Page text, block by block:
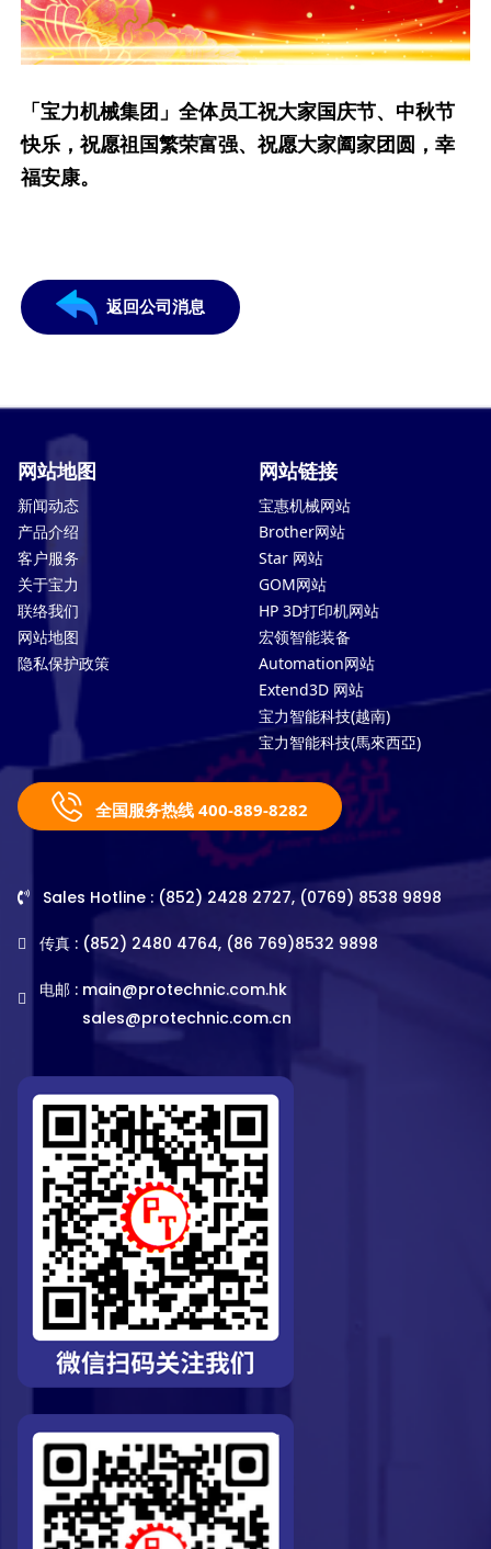
「宝力机械集团」全体员工祝大家国庆节、中秋节
快乐，祝愿祖国繁荣富强、祝愿大家阖家团圆，幸
福安康。
返回公司消息
网站地图
新闻动态
产品介绍
客户服务
关于宝力
联络我们
网站地图
隐私保护政策
网站链接
宝惠机械网站
Brother网站
Star 网站
GOM网站
HP 3D打印机网站
宏领智能装备
Automation网站
Extend3D 网站
宝力智能科技(越南)
宝力智能科技(馬來西亞)
全国服务热线 400-889-8282
Sales Hotline : (852) 2428 2727, (0769) 8538 9898
传真 : (852) 2480 4764, (86 769)8532 9898
电邮 : main@protechnic.com.hk
sales@protechnic.com.cn